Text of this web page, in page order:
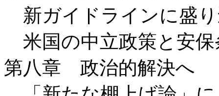
新ガイドラインに盛
米国の中立政策と安保
第八章 政治的解決へ